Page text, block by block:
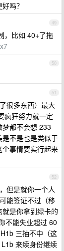
吗？
49
，比如 40+了拖
50
51
很多东西）最大
疯狂努力就一定
都不会想 233
不是也是类似于
事情要实行起来
52
但是就你一个人
能签证不过（移
是你拿到绿卡的
不能失业超过 60
三抽不中（这
来续身份继续